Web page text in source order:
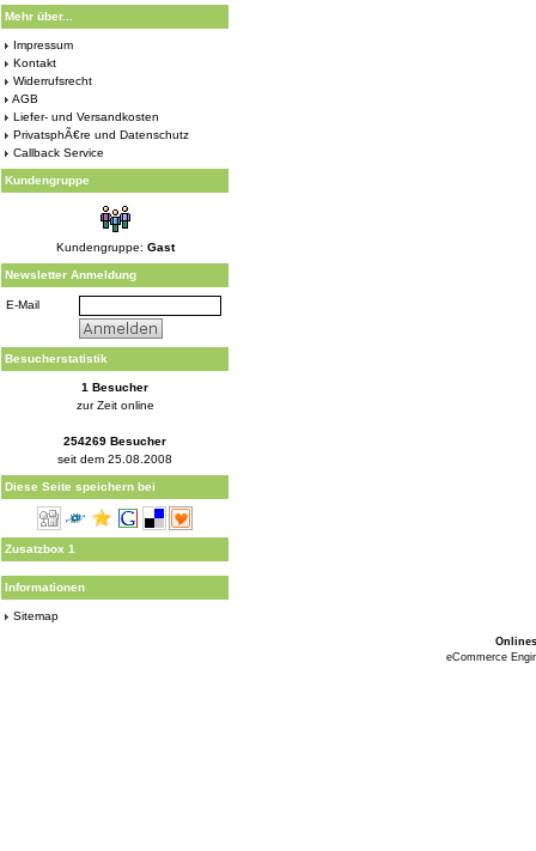
Mehr über...
Impressum
Kontakt
Widerrufsrecht
AGB
Liefer- und Versandkosten
PrivatsphÃ€re und Datenschutz
Callback Service
Kundengruppe
Kundengruppe: Gast
Newsletter Anmeldung
E-Mail
Besucherstatistik
1 Besucher
zur Zeit online
254269 Besucher
seit dem 25.08.2008
Diese Seite speichern bei
Zusatzbox 1
Informationen
Sitemap
eCommerce